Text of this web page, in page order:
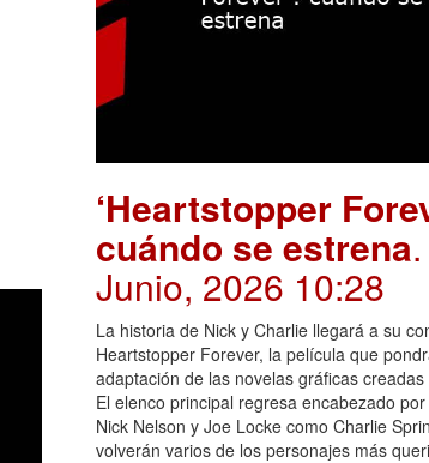
‘Heartstopper
cuándo se estrena
Junio, 2026 10:28
La historia de Nick y Charlie llegará a su
Heartstopper Forever, la película que
adaptación de las novelas gráficas
El elenco principal regresa encabezado
Nick Nelson y Joe Locke como Charlie
volverán varios de los personajes más